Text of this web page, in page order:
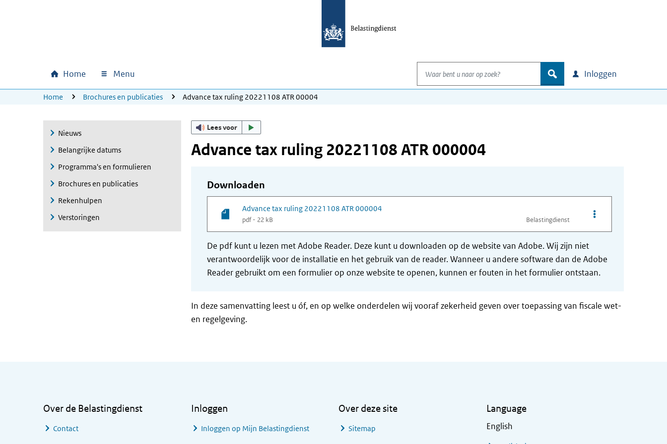
Hoofdnavigatie
Home Menu
Waar bent u naar op zoek?
zoek Inloggen
U bevindt zich hier:
Home Brochures en publicaties Advance tax ruling 20221108 ATR 00004
Nieuws
Belangrijke datums
Programma's en formulieren
Brochures en publicaties
Rekenhulpen
Verstoringen
Lees voor
Advance tax ruling 20221108 ATR 000004
Downloaden
Advance tax ruling 20221108 ATR 000004
pdf - 22 kB Belastingdienst
Opties van bestand
De pdf kunt u lezen met Adobe Reader. Deze kunt u downloaden op de website van Adobe. Wij zijn niet
verantwoordelijk voor de installatie en het gebruik van de reader. Wanneer u andere software dan de Adobe
Reader gebruikt om een formulier op onze website te openen, kunnen er fouten in het formulier ontstaan.
In deze samenvatting leest u óf, en op welke onderdelen wij vooraf zekerheid geven over toepassing van fiscale wet-
en regelgeving.
Over de Belastingdienst
Contact
Inloggen
Inloggen op Mijn Belastingdienst
Over deze site
Sitemap
Language
English